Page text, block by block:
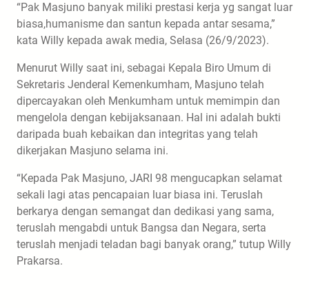
“Pak Masjuno banyak miliki prestasi kerja yg sangat luar
biasa,humanisme dan santun kepada antar sesama,”
kata Willy kepada awak media, Selasa (26/9/2023).
Menurut Willy saat ini, sebagai Kepala Biro Umum di
Sekretaris Jenderal Kemenkumham, Masjuno telah
dipercayakan oleh Menkumham untuk memimpin dan
mengelola dengan kebijaksanaan. Hal ini adalah bukti
daripada buah kebaikan dan integritas yang telah
dikerjakan Masjuno selama ini.
“Kepada Pak Masjuno, JARI 98 mengucapkan selamat
sekali lagi atas pencapaian luar biasa ini. Teruslah
berkarya dengan semangat dan dedikasi yang sama,
teruslah mengabdi untuk Bangsa dan Negara, serta
teruslah menjadi teladan bagi banyak orang,” tutup Willy
Prakarsa.